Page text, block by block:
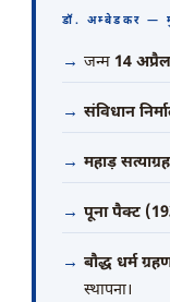
डॉ. अम्बेडकर —
जन्म 14
संविधान
महाड़
पूना पैक्ट
बौद्ध धर्म
स्थापना।